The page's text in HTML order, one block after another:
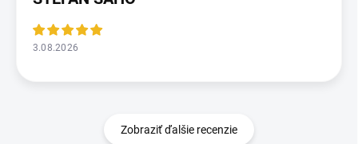
3.08.2026
Zobraziť ďalšie recenzie